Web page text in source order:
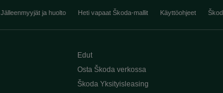
Jälleenmyyjät ja huolto Heti vapaat Škoda-mallit Käyttöohjeet
Edut
Osta Škoda verkossa
Škoda Yksityisleasing